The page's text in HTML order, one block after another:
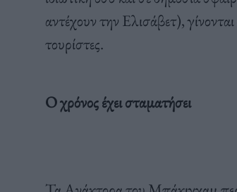
αντέχουν την Ελισάβετ),
τουρίστες.
Ο χρόνος έχει σταματήσει